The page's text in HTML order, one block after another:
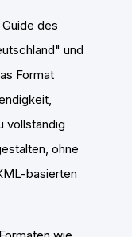
des
und
Format
vollständig
ohne
basierten